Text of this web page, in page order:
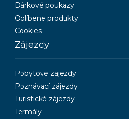
Dárkové poukazy
Oblíbene produkty
Cookies
Zájezdy
Pobytové zájezdy
Poznávací zájezdy
Turistické zájezdy
Termály